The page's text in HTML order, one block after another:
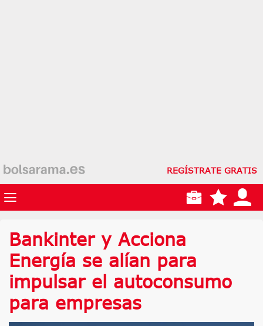
REGÍSTRATE GRATIS
Bankinter y Acciona
Energía se alían para
impulsar el autoconsumo
para empresas